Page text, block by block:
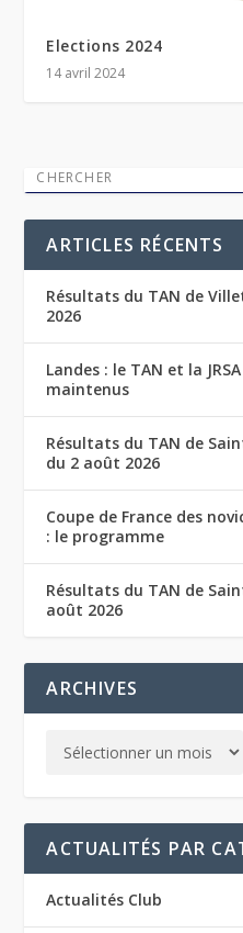
Elections 2024
14 avril 2024
ARTICLES RÉCENTS
Résultats du TAN de
2026
Landes : le TAN et la
maintenus
Résultats du TAN de
du 2 août 2026
Coupe de France des
: le programme
Résultats du TAN de
août 2026
ARCHIVES
ACTUALITÉS PAR
Actualités Club